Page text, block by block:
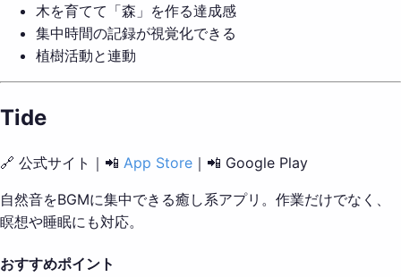
木を育てて「森」を作る達成感
集中時間の記録が視覚化できる
植樹活動と連動
Tide
🔗 公式サイト｜📲 App Store ｜📲 Google Play
自然音をBGMに集中できる癒し系アプリ。作業だけでなく、
瞑想や睡眠にも対応。
おすすめポイント